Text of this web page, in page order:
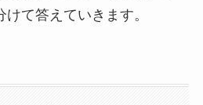
て答えていきます。